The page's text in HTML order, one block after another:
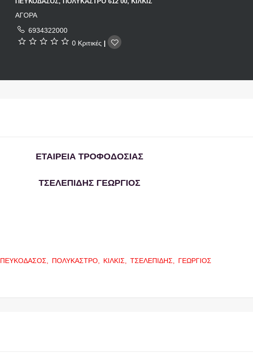
ΑΓΟΡΑ
6934322000
0 Κριτικές |
ΕΤΑΙΡΕΙΑ ΤΡΟΦΟΔΟΣΙΑΣ
ΤΣΕΛΕΠΙΔΗΣ ΓΕΩΡΓΙΟΣ
ΠΕΥΚΟΔΑΣΟΣ, ΠΟΛΥΚΑΣΤΡΟ, ΚΙΛΚΙΣ, ΤΣΕΛΕΠΙΔΗΣ, ΓΕΩΡΓΙΟΣ